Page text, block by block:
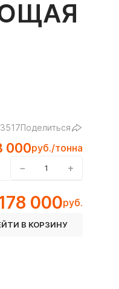
Поделиться
000руб./тонна
− +
000руб.
В КОРЗИНУ